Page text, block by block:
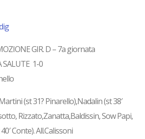
GIR. D – 7a giornata
SALUTE 1-0
(st 31? Pinarello),Nadalin (st 38′
Rizzato,Zanatta,Baldissin, Sow Papi,
Conte). All.Calissoni